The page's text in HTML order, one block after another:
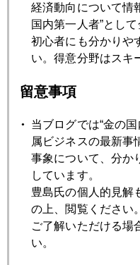
2012年11月27日
尖閣が消えた 中国パス
2012年11月26日
金、プラチナ急騰
2012年11月22日
ドバイ行き機上ネットで
2012年11月21日
安倍金高 加速する元官
経済動向について情
国内第一人者”とし
初心者にも分かりや
い。得意分野はスキ
留意事項
当ブログでは“金の
属ビジネスの最新事
事象について、分か
しています。
豊島氏の個人的見解
の上、閲覧ください。
ご了解いただける場
い。